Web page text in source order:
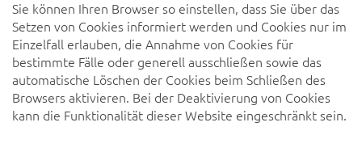
Sie können Ihren Browser so einstellen, dass Sie über das
Setzen von Cookies informiert werden und Cookies nur im
Einzelfall erlauben, die Annahme von Cookies für
bestimmte Fälle oder generell ausschließen sowie das
automatische Löschen der Cookies beim Schließen des
Browsers aktivieren. Bei der Deaktivierung von Cookies
kann die Funktionalität dieser Website eingeschränkt sein.